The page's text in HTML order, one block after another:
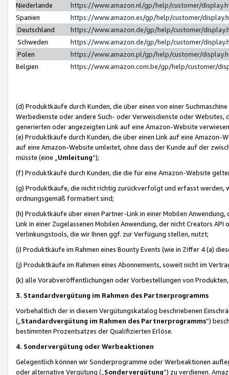
Niederlande
https://www.amazon.nl/gp/help/customer/
Spanien
https://www.amazon.es/gp/help/customer/
Deutschland
https://www.amazon.de/gp/help/customer/
Schweden
https://www.amazon.de/gp/help/customer/
Polen
https://www.amazon.pl/gp/help/customer/
Belgien
https://www.amazon.com.be/gp/help/customer/
(d) Produktkäufe durch Kunden, die über einen von einer
Werbedienste oder andere Such- oder Verweisdienste oder Websites,
generierten oder angezeigten Link auf eine Amazon-Website
(e) Produktkäufe durch Kunden, die über einen Link auf eine
auf eine Amazon-Website umleitet, ohne dass der Kunde auf der
müsste (eine „ Umleitung“);
(f) Produktkäufe durch Kunden, die die für eine Amazon-Website
(g) Produktkäufe, die nicht richtig zurückverfolgt und erfasst werden,
ordnungsgemäß formatiert sind;
(h) Produktkäufe über einen Partner-Link in einer Mobilen
Link in einer Zugelassenen Mobilen Anwendung, der nicht Creators
Verlinkungstools, die wir Ihnen ggf. zur Verfügung stellen, nutzt;
(i) Produktkäufe im Rahmen eines Bounty Events (wie in Ziffer 4 (a)
(j) Produktkäufe im Rahmen eines Abonnements, soweit nicht im
(k) alle Vorabveröffentlichungen oder Vorbestellungen von
3. Standardvergütung im Rahmen des Partnerprogramms
Vorbehaltlich der in diesem Vergütungskatalog beschriebenen
(„ Standardvergütung im Rahmen des Partnerprogramms“)
bestimmten Prozentsatzes der Qualifizierten Erlöse.
4. Sondervergütung oder Werbeaktionen
Gelegentlich können wir Sonderprogramme oder Werbeaktionen
oder alternative Vergütung („ Sondervergütung”) zu verdienen.